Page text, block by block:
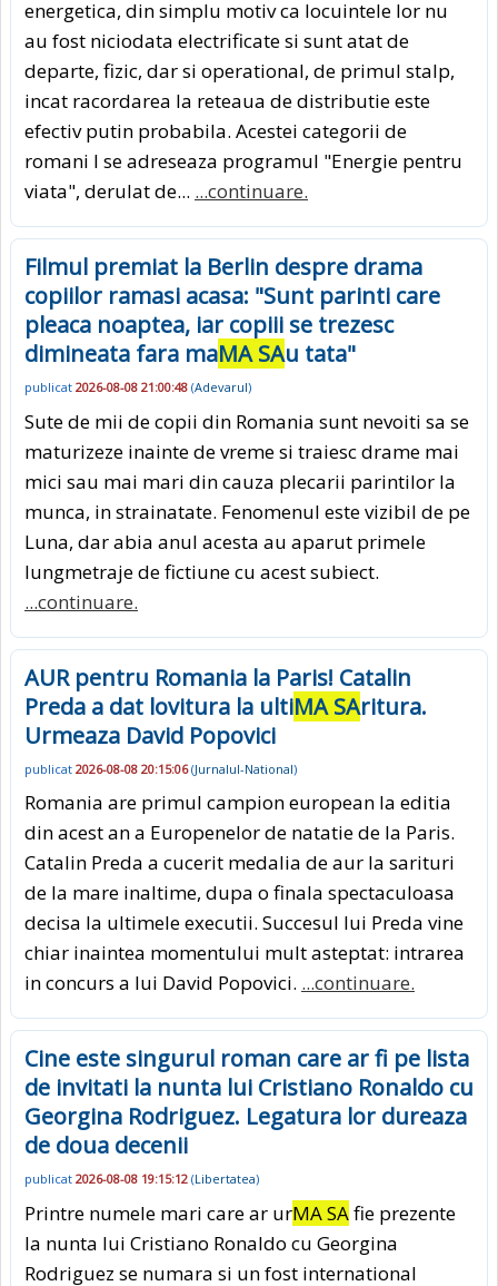
energetica, din simplu motiv ca locuintele lor nu
au fost niciodata electrificate si sunt atat de
departe, fizic, dar si operational, de primul stalp,
incat racordarea la reteaua de distributie este
efectiv putin probabila. Acestei categorii de
romani I se adreseaza programul "Energie pentru
viata", derulat de... ...continuare.
Filmul premiat la Berlin despre drama
copiilor ramasi acasa: "Sunt parinti care
pleaca noaptea, iar copiii se trezesc
dimineata fara maMA SAu tata"
publicat 2026-08-08 21:00:48 (Adevarul)
Sute de mii de copii din Romania sunt nevoiti sa se
maturizeze inainte de vreme si traiesc drame mai
mici sau mai mari din cauza plecarii parintilor la
munca, in strainatate. Fenomenul este vizibil de pe
Luna, dar abia anul acesta au aparut primele
lungmetraje de fictiune cu acest subiect.
...continuare.
AUR pentru Romania la Paris! Catalin
Preda a dat lovitura la ultiMA SAritura.
Urmeaza David Popovici
publicat 2026-08-08 20:15:06(Jurnalul-National)
Romania are primul campion european la editia
din acest an a Europenelor de natatie de la Paris.
Catalin Preda a cucerit medalia de aur la sarituri
de la mare inaltime, dupa o finala spectaculoasa
decisa la ultimele executii. Succesul lui Preda vine
chiar inaintea momentului mult asteptat: intrarea
in concurs a lui David Popovici. ...continuare.
Cine este singurul roman care ar fi pe lista
de invitati la nunta lui Cristiano Ronaldo cu
Georgina Rodriguez. Legatura lor dureaza
de doua decenii
publicat 2026-08-08 19:15:12 (Libertatea)
Printre numele mari care ar urMA SAfie prezente
la nunta lui Cristiano Ronaldo cu Georgina
Rodriguez se numara si un fost international